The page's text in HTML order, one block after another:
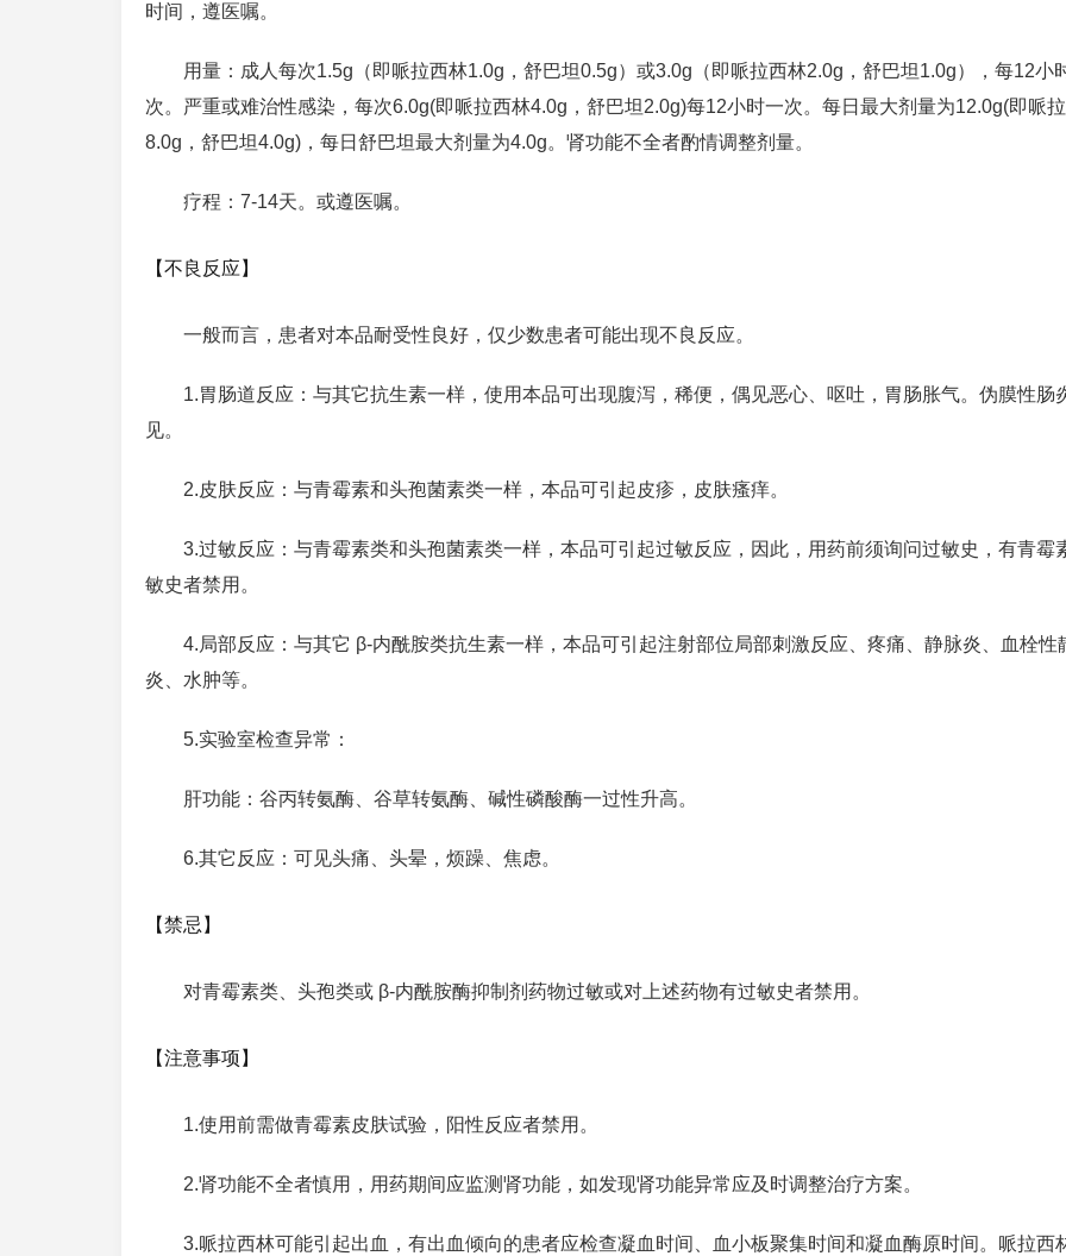
时间，遵医嘱。
用量：成人每次1.5g（即哌拉西林1.0g，舒巴坦0.5g）或3.0g（即哌拉西林2.0g，舒巴坦1.0g），每12小
次。严重或难治性感染，每次6.0g(即哌拉西林4.0g，舒巴坦2.0g)每12小时一次。每日最大剂量为12.0g(即哌
8.0g，舒巴坦4.0g)，每日舒巴坦最大剂量为4.0g。肾功能不全者酌情调整剂量。
疗程：7-14天。或遵医嘱。
【不良反应】
一般而言，患者对本品耐受性良好，仅少数患者可能出现不良反应。
1.胃肠道反应：与其它抗生素一样，使用本品可出现腹泻，稀便，偶见恶心、呕吐，胃肠胀气。伪膜性肠
见。
2.皮肤反应：与青霉素和头孢菌素类一样，本品可引起皮疹，皮肤瘙痒。
3.过敏反应：与青霉素类和头孢菌素类一样，本品可引起过敏反应，因此，用药前须询问过敏史，有青霉
敏史者禁用。
4.局部反应：与其它 β-内酰胺类抗生素一样，本品可引起注射部位局部刺激反应、疼痛、静脉炎、血栓性
炎、水肿等。
5.实验室检查异常：
肝功能：谷丙转氨酶、谷草转氨酶、碱性磷酸酶一过性升高。
6.其它反应：可见头痛、头晕，烦躁、焦虑。
【禁忌】
对青霉素类、头孢类或 β-内酰胺酶抑制剂药物过敏或对上述药物有过敏史者禁用。
【注意事项】
1.使用前需做青霉素皮肤试验，阳性反应者禁用。
2.肾功能不全者慎用，用药期间应监测肾功能，如发现肾功能异常应及时调整治疗方案。
3.哌拉西林可能引起出血，有出血倾向的患者应检查凝血时间、血小板聚集时间和凝血酶原时间。哌拉西